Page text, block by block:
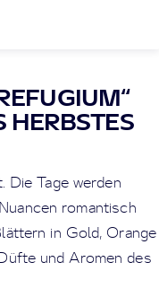
HERBSTES
Die Tage werden
romantisch
in Gold, Orange
und Aromen des